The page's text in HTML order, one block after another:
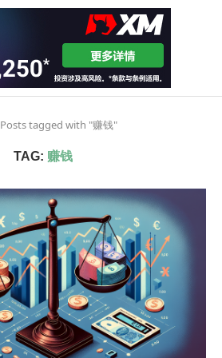
Posts tagged with "赚钱"
TAG: 赚钱